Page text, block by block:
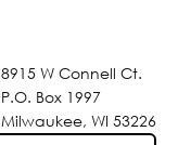
8915 W Connell Ct.
P.O. Box 1997
Milwaukee, WI 53226